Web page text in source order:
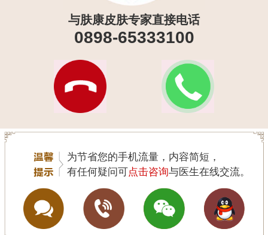
与肤康皮肤专家直接电话
0898-65333100
为节省您的手机流量，内容简短，
有任何疑问可点击咨询与医生在线交流。